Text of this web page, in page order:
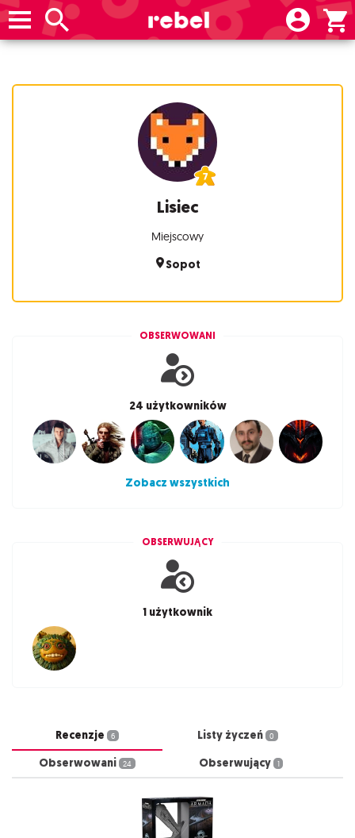
Lisiec
Miejscowy
Sopot
OBSERWOWANI
24 użytkowników
Zobacz wszystkich
OBSERWUJĄCY
1 użytkownik
Recenzje 6 Listy życzeń 0
Obserwowani 24 Obserwujący 1